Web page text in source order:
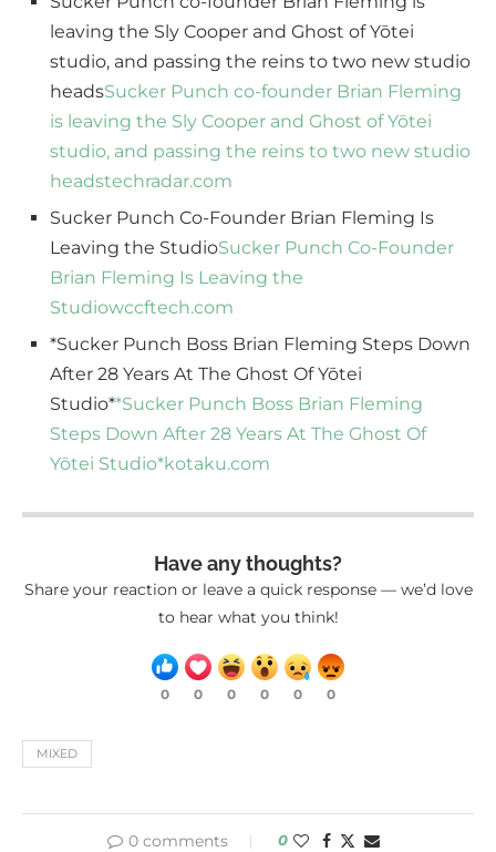
leaving the Sly Cooper and Ghost of Yōtei
studio, and passing the reins to two new studio
headsSucker Punch co-founder Brian Fleming
is leaving the Sly Cooper and Ghost of Yōtei
studio, and passing the reins to two new studio
headstechradar.com
Sucker Punch Co-Founder Brian Fleming Is
Leaving the StudioSucker Punch Co-Founder
Brian Fleming Is Leaving the
Studiowccftech.com
*Sucker Punch Boss Brian Fleming Steps Down
After 28 Years At The Ghost Of Yōtei
Studio**Sucker Punch Boss Brian Fleming
Steps Down After 28 Years At The Ghost Of
Yōtei Studio*kotaku.com
Have any thoughts?
Share your reaction or leave a quick response — we’d love
to hear what you think!
0 0 0 0 0 0
MIXED
0 comments 0